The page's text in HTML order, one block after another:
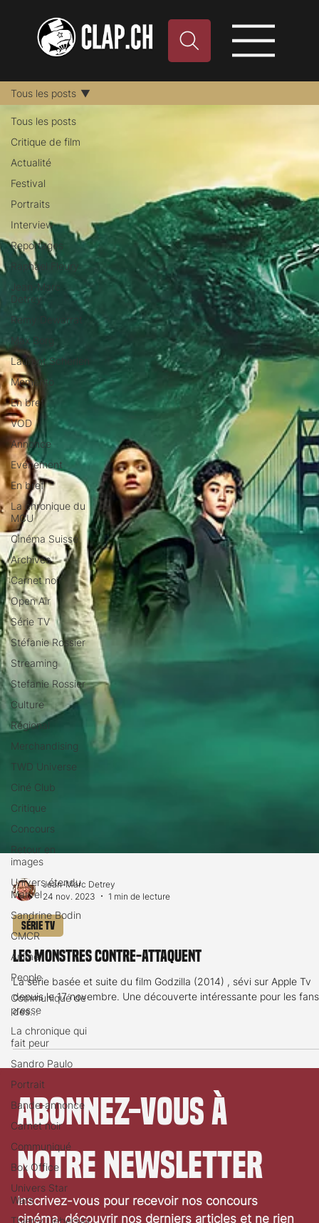
Tous les posts
Critique de film
Actualité
Festival
Portraits
Interview
Reportages
Raphael Fleury
Jean-Marc
Detrey
Remy Dewarrat
Max Borg
Laurent Scherlen
Memento
En bref
VOD
Annonce
Evénement
En bref
La chronique du
MCU
Cinéma Suisse
Archives
Carnet noir
Open Air
Série TV
Stéfanie Rossier
Streaming
Stefanie Rossier
Culture
Régional
Merchandising
TWD Universe
Ciné Club
Critique
Concours
Retour en
images
Univers étendu
Marvel
Sandrine Bodin
CMCR
Anime
People
Communiqué de
presse
La chronique qui
fait peur
Sandro Paulo
Portrait
Bande-annonce
Carnet noir
Communiqué
Box Office
Univers Star
Wars
Thierry Uebersax
Tous les posts
Jean-Marc Detrey
24 nov. 2023
Série TV
Les monstres contre-attaquent
La série basée et suite du film Godzilla (2014) , sévi sur Apple Tv
depuis le 17 novembre. Une découverte intéressante pour les fans
des...
Abonnez-vous à
notre newsletter
Inscrivez-vous pour recevoir nos concours